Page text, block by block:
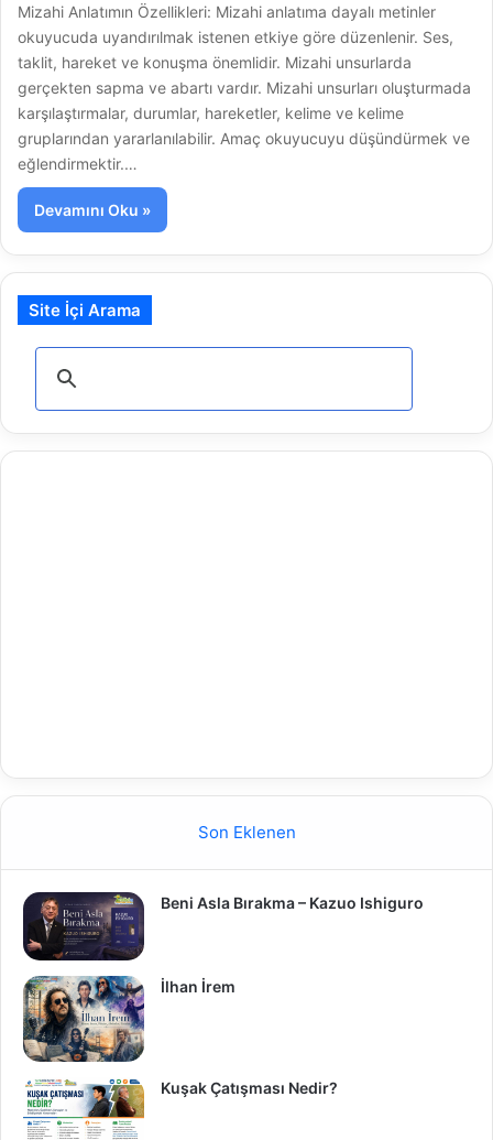
Mizahi Anlatımın Özellikleri: Mizahi anlatıma dayalı metinler
okuyucuda uyandırılmak istenen etkiye göre düzenlenir. Ses,
taklit, hareket ve konuşma önemlidir. Mizahi unsurlarda
gerçekten sapma ve abartı vardır. Mizahi unsurları oluşturmada
karşılaştırmalar, durumlar, hareketler, kelime ve kelime
gruplarından yararlanılabilir. Amaç okuyucuyu düşündürmek ve
eğlendirmektir.…
Devamını Oku »
Site İçi Arama
Son Eklenen
Beni Asla Bırakma – Kazuo Ishiguro
İlhan İrem
Kuşak Çatışması Nedir?